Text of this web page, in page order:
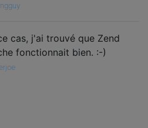
cas, j'ai trouvé que Zend
fonctionnait bien. :-)